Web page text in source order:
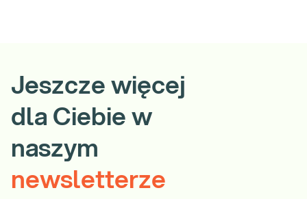
Jeszcze więcej
dla Ciebie w
naszym
newsletterze